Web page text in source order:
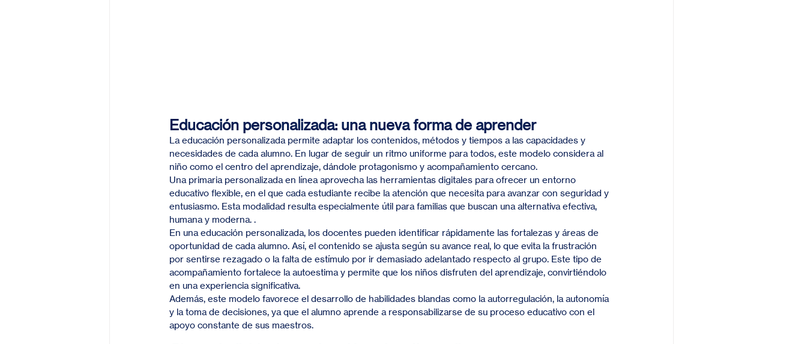
Educación personalizada: una nueva forma de aprender
La educación personalizada permite adaptar los contenidos, métodos y tiempos a las capacidades y
necesidades de cada alumno. En lugar de seguir un ritmo uniforme para todos, este modelo considera al
niño como el centro del aprendizaje, dándole protagonismo y acompañamiento cercano.
Una primaria personalizada en línea aprovecha las herramientas digitales para ofrecer un entorno
educativo flexible, en el que cada estudiante recibe la atención que necesita para avanzar con seguridad y
entusiasmo. Esta modalidad resulta especialmente útil para familias que buscan una alternativa efectiva,
humana y moderna. .
En una educación personalizada, los docentes pueden identificar rápidamente las fortalezas y áreas de
oportunidad de cada alumno. Así, el contenido se ajusta según su avance real, lo que evita la frustración
por sentirse rezagado o la falta de estímulo por ir demasiado adelantado respecto al grupo. Este tipo de
acompañamiento fortalece la autoestima y permite que los niños disfruten del aprendizaje, convirtiéndolo
en una experiencia significativa.
Además, este modelo favorece el desarrollo de habilidades blandas como la autorregulación, la autonomía
y la toma de decisiones, ya que el alumno aprende a responsabilizarse de su proceso educativo con el
apoyo constante de sus maestros.